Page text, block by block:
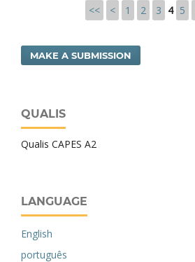
<< < 1 2 3 4 5
MAKE A SUBMISSION
QUALIS
Qualis CAPES A2
LANGUAGE
English
português